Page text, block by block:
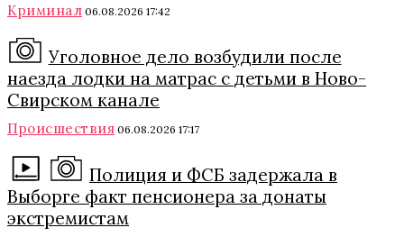
Криминал 06.08.2026 17:42
Уголовное дело возбудили после
наезда лодки на матрас с детьми в Ново-
Свирском канале
Происшествия 06.08.2026 17:17
Полиция и ФСБ задержала в
Выборге факт пенсионера за донаты
экстремистам